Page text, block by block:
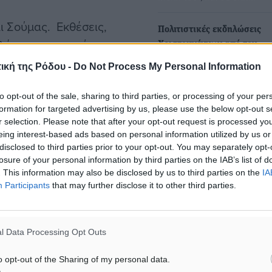
της Ρόδου - Do Not Process My Personal Information
opt-out of the sale, sharing to third parties, or processing of your
for targeted advertising by us, please use the below opt-out
selection. Please note that after your opt-out request is processed
interest-based ads based on personal information utilized by us
to third parties prior to your opt-out. You may separately
of your personal information by third parties on the IAB’s list of
This information may also be disclosed by us to third parties on the
Participants that may further disclose it to other third parties.
Data Processing Opt Outs
opt-out of the Sharing of my personal data.
Εκθέσεις,
με φαγητό και
τον Δήμο και την
Γιορτή με
ΣΥΛΛΟΓΟΣ
Πολιτιστικές εκδηλώσεις
Χριστουγέννων από τον
"Η ΠΡOΟΔΟΣ"
Ο Αναπτυξιακός και
σύλλογος της Κρεμαστής Η
ΠΡΌΟΔΟΣ για τις μέρες…
Κοπή Βασιλόπιτας και
Ομοσπονδιών Πολιτιστικών
Δωδεκανησιακών